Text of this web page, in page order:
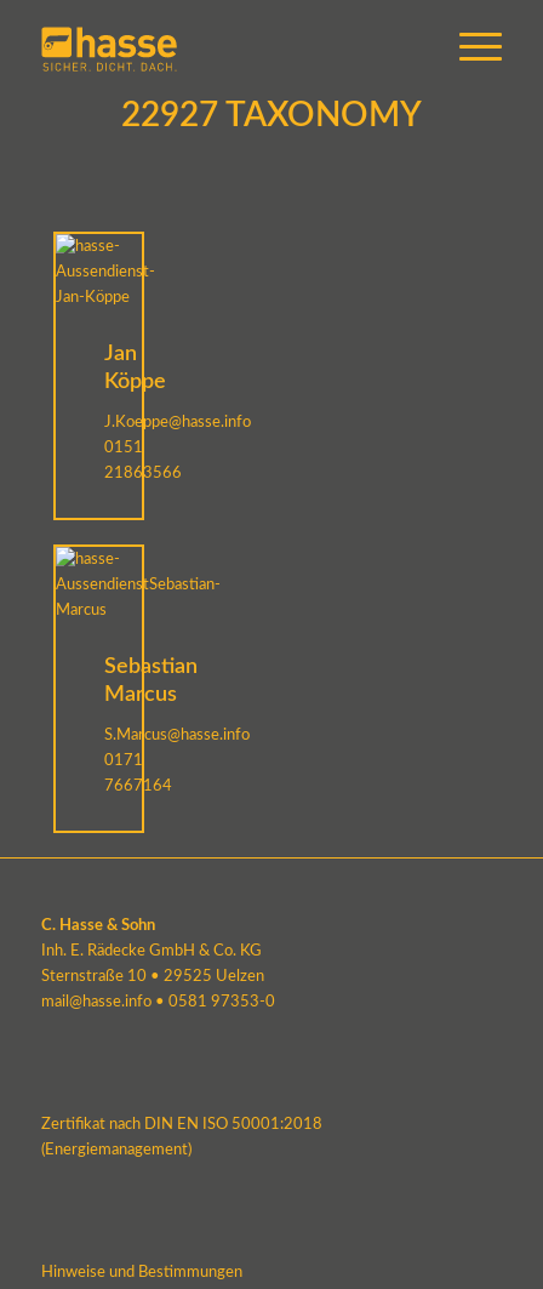
22927 TAXONOMY
Jan
Köppe
J.Koeppe@hasse.info
0151
21863566
Sebastian
Marcus
S.Marcus@hasse.info
0171
7667164
C. Hasse & Sohn
Inh. E. Rädecke GmbH & Co. KG
Sternstraße 10 • 29525 Uelzen
mail@hasse.info• 0581 97353-0
Zertifikat nach DIN EN ISO 50001:2018
(Energiemanagement)
Hinweise und Bestimmungen